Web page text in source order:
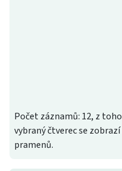
Počet záznamů: 12, z
vybraný čtverec se
pramenů.